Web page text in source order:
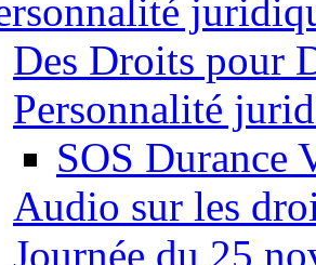
Des Droits pour
Personnalité
SOS Durance
Audio sur les
Journée du 25